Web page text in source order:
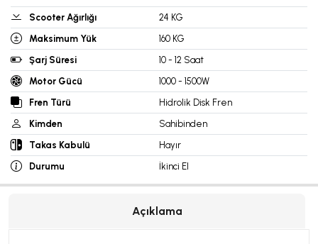
Scooter Ağırlığı
24 KG
Maksimum Yük
160 KG
Şarj Süresi
10 - 12 Saat
Motor Gücü
1000 - 1500W
Fren Türü
Hidrolik Disk Fren
Kimden
Sahibinden
Takas Kabulü
Hayır
Durumu
İkinci El
Açıklama